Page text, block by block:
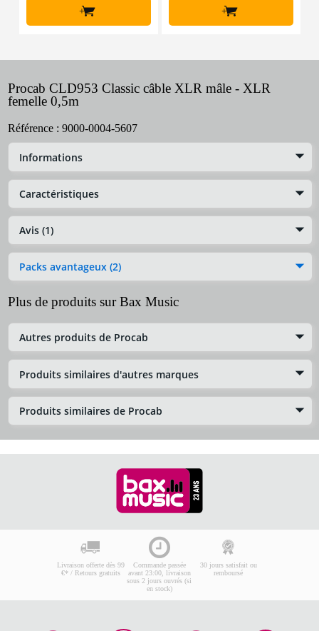
+ +
Procab CLD953 Classic câble XLR mâle - XLR
femelle 0,5m
Référence : 9000-0004-5607
Informations
Caractéristiques
Avis (1)
Packs avantageux (2)
Plus de produits sur Bax Music
Autres produits de Procab
Produits similaires d'autres marques
Produits similaires de Procab
Livraison offerte dès 99
€* / Retours gratuits
Commande passée
avant 23:00, livraison
sous 2 jours ouvrés (si
en stock)
30 jours satisfait ou
remboursé